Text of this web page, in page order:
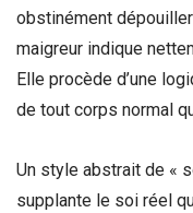
obstinément
maigreur indique
Elle procède d’une
de tout corps normal
Un style abstrait de «
supplante le soi réel